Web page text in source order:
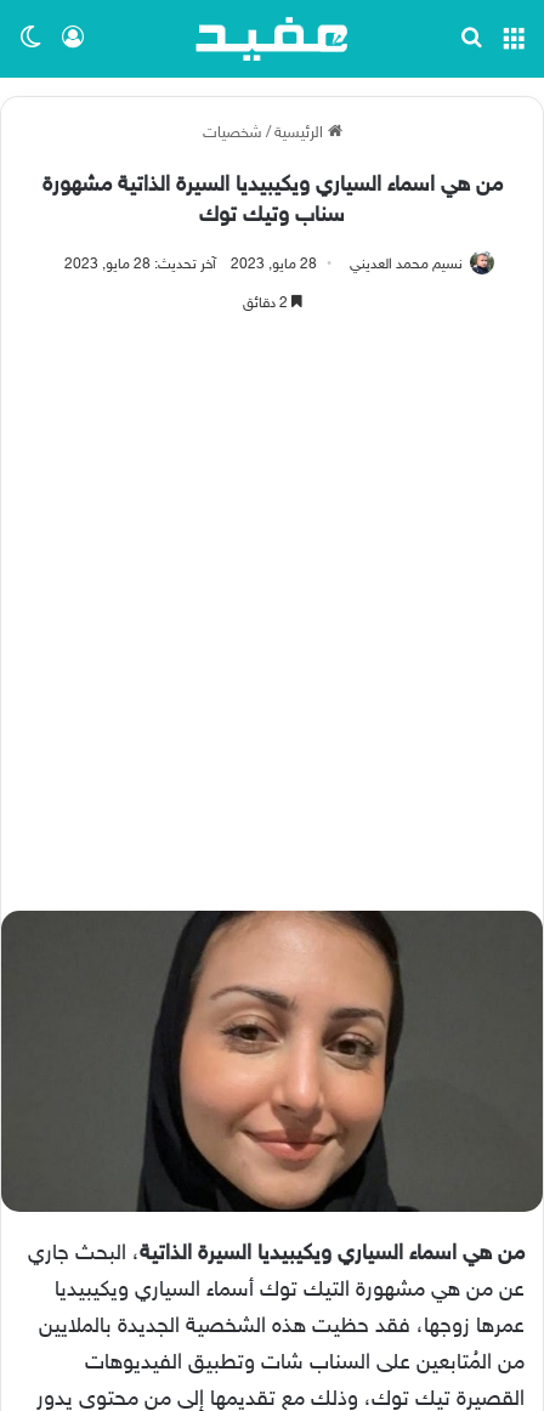
تسجيل القائمة
الرئيسية / شخصيات
من هي اسماء السياري ويكيبيديا السيرة الذاتية مشهورة
سناب وتيك توك
نسيم محمد العديني 28 مايو, 2023 آخر تحديث: 28 مايو, 2023
من هي اسماء السياري ويكيبيديا السيرة الذاتية، البحث جاري
عن من هي مشهورة التيك توك أسماء السياري ويكيبيديا
عمرها زوجها، فقد حظيت هذه الشخصية الجديدة بالملايين
من المُتابعين على السناب شات وتطبيق الفيديوهات
القصيرة تيك توك، وذلك مع تقديمها إلى من محتوى يدور